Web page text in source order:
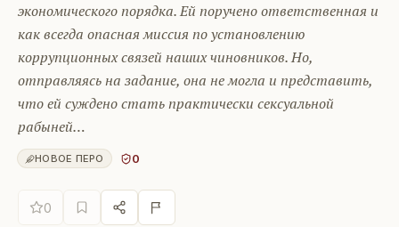
экономического порядка. Ей поручено ответственная и
как всегда опасная миссия по установлению
коррупционных связей наших чиновников. Но,
отправляясь на задание, она не могла и представить,
что ей суждено стать практически сексуальной
рабыней…
НОВОЕ ПЕРО 0
0